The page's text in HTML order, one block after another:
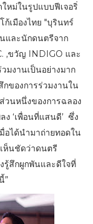
หม่ในรูปแบบฟีเจอริ่
ก้เมืองไทย "บุรินทร์
และนักดนตรีจาก
,ขวัญ INDIGO และ
มงานเป็นอย่างมาก
ของการร่วมงานใน
วนหนึ่งของการฉลอง
ง ‘เพื่อนที่แสนดี’ ซึ่ง
อได้นำมาถ่ายทอดใน
ห็นชัดว่าดนตรี
รู้สึกผูกพันและดีใจที่
นี้”